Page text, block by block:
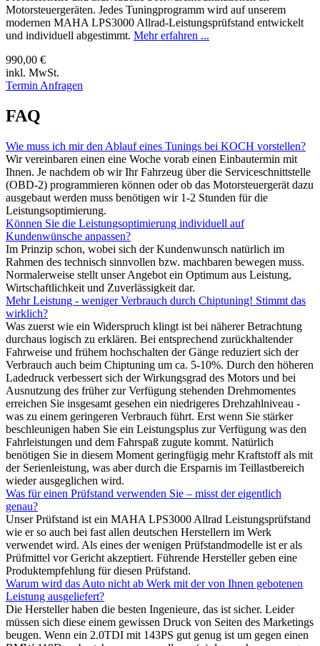
Motorsteuergeräten. Jedes Tuningprogramm wird auf unserem
modernen MAHA LPS3000 Allrad-Leistungsprüfstand entwickelt
und individuell abgestimmt. Mehr erfahren ...
990,00 €
inkl. MwSt.
Termin Anfragen
FAQ
Wie muss ich mir den Ablauf eines Tunings bei KOCH vorstellen?
Wir vereinbaren einen eine Woche vorab einen Einbautermin mit
Ihnen. Je nachdem ob wir Ihr Fahrzeug über die Serviceschnittstelle
(OBD-2) programmieren können oder ob das Motorsteuergerät dazu
ausgebaut werden muss benötigen wir 1-2 Stunden für die
Leistungsoptimierung.
Können Sie die Leistungsoptimierung individuell auf
Kundenwünsche anpassen?
Im Prinzip schon, wobei sich der Kundenwunsch natürlich im
Rahmen des technisch sinnvollen bzw. machbaren bewegen muss.
Normalerweise stellt unser Angebot ein Optimum aus Leistung,
Wirtschaftlichkeit und Zuverlässigkeit dar.
Mehr Leistung - weniger Verbrauch durch Chiptuning! Stimmt das
wirklich?
Was zuerst wie ein Widerspruch klingt ist bei näherer Betrachtung
durchaus logisch zu erklären. Bei entsprechend zurückhaltender
Fahrweise und frühem hochschalten der Gänge reduziert sich der
Verbrauch auch beim Chiptuning um ca. 5-10%. Durch den höheren
Ladedruck verbessert sich der Wirkungsgrad des Motors und bei
Ausnutzung des früher zur Verfügung stehenden Drehmomentes
erreichen Sie insgesamt gesehen ein niedrigeres Drehzahlniveau -
was zu einem geringeren Verbrauch führt. Erst wenn Sie stärker
beschleunigen haben Sie ein Leistungsplus zur Verfügung was den
Fahrleistungen und dem Fahrspaß zugute kommt. Natürlich
benötigen Sie in diesem Moment geringfügig mehr Kraftstoff als mit
der Serienleistung, was aber durch die Ersparnis im Teillastbereich
wieder ausgeglichen wird.
Was für einen Prüfstand verwenden Sie – misst der eigentlich
genau?
Unser Prüfstand ist ein MAHA LPS3000 Allrad Leistungsprüfstand
wie er so auch bei fast allen deutschen Herstellern im Werk
verwendet wird. Als eines der wenigen Prüfstandmodelle ist er als
Prüfmittel vor Gericht akzeptiert. Führende Hersteller geben eine
Produktempfehlung für diesen Prüfstand.
Warum wird das Auto nicht ab Werk mit der von Ihnen gebotenen
Leistung ausgeliefert?
Die Hersteller haben die besten Ingenieure, das ist sicher. Leider
müssen sich diese einem gewissen Druck von Seiten des Marketings
beugen. Wenn ein 2.0TDI mit 143PS gut genug ist um gegen einen